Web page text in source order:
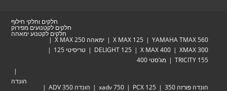
חלקים וחלקי חילוף
חלקים לקטנועים מפירוק
חלקים לקטנוע ימאהה
YAMAHA
X MAX 125
ימאהה X MAX 250
X MAX 400
DELIGHT 125
טריסיטי 125
מג’סטי 400
PCX 125
xadv 750
הונדה ADV 350